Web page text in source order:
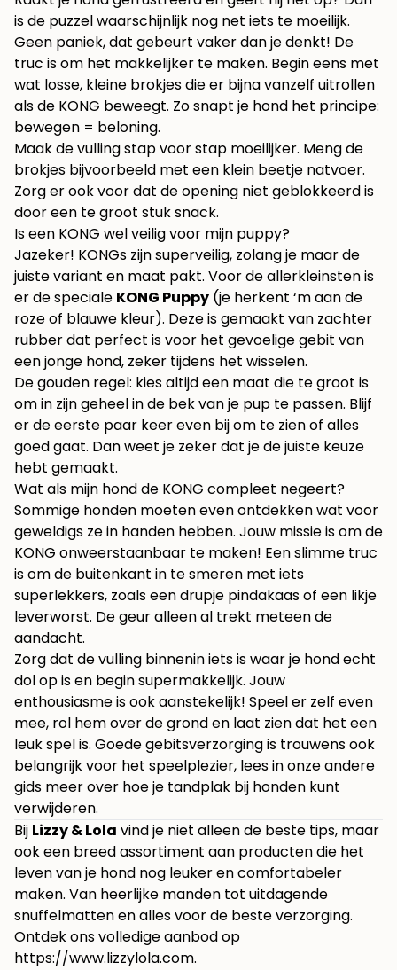
is de puzzel waarschijnlijk nog net iets te moeilijk.
Geen paniek, dat gebeurt vaker dan je denkt! De
truc is om het makkelijker te maken. Begin eens met
wat losse, kleine brokjes die er bijna vanzelf uitrollen
als de KONG beweegt. Zo snapt je hond het principe:
bewegen = beloning.
Maak de vulling stap voor stap moeilijker. Meng de
brokjes bijvoorbeeld met een klein beetje natvoer.
Zorg er ook voor dat de opening niet geblokkeerd is
door een te groot stuk snack.
Is een KONG wel veilig voor mijn puppy?
Jazeker! KONGs zijn superveilig, zolang je maar de
juiste variant en maat pakt. Voor de allerkleinsten is
er de speciale KONG Puppy (je herkent ‘m aan de
roze of blauwe kleur). Deze is gemaakt van zachter
rubber dat perfect is voor het gevoelige gebit van
een jonge hond, zeker tijdens het wisselen.
De gouden regel: kies altijd een maat die te groot is
om in zijn geheel in de bek van je pup te passen. Blijf
er de eerste paar keer even bij om te zien of alles
goed gaat. Dan weet je zeker dat je de juiste keuze
hebt gemaakt.
Wat als mijn hond de KONG compleet negeert?
Sommige honden moeten even ontdekken wat voor
geweldigs ze in handen hebben. Jouw missie is om de
KONG onweerstaanbaar te maken! Een slimme truc
is om de buitenkant in te smeren met iets
superlekkers, zoals een drupje pindakaas of een likje
leverworst. De geur alleen al trekt meteen de
aandacht.
Zorg dat de vulling binnenin iets is waar je hond echt
dol op is en begin supermakkelijk. Jouw
enthousiasme is ook aanstekelijk! Speel er zelf even
mee, rol hem over de grond en laat zien dat het een
leuk spel is. Goede gebitsverzorging is trouwens ook
belangrijk voor het speelplezier, lees in onze andere
gids meer over hoe je tandplak bij honden kunt
verwijderen.
Bij Lizzy & Lola vind je niet alleen de beste tips, maar
ook een breed assortiment aan producten die het
leven van je hond nog leuker en comfortabeler
maken. Van heerlijke manden tot uitdagende
snuffelmatten en alles voor de beste verzorging.
Ontdek ons volledige aanbod op
https://www.lizzylola.com.